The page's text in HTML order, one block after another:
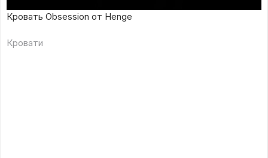
Кровать Obsession от Henge
Кровати